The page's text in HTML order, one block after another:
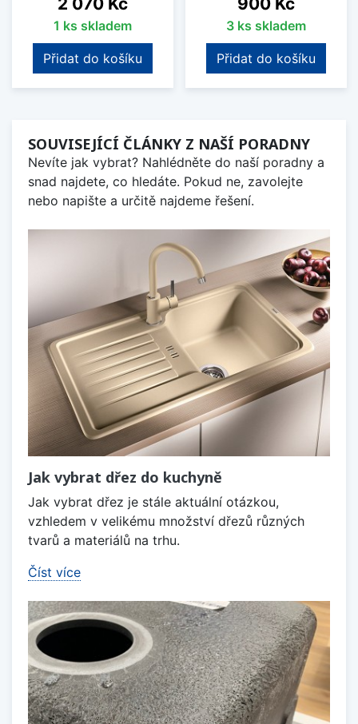
1 ks skladem
Přidat do košíku
3 ks skladem
Přidat do košíku
SOUVISEJÍCÍ ČLÁNKY Z NAŠÍ PORADNY
Nevíte jak vybrat? Nahlédněte do naší poradny a
snad najdete, co hledáte. Pokud ne, zavolejte
nebo napište a určitě najdeme řešení.
Jak vybrat dřez do kuchyně
Jak vybrat dřez je stále aktuální otázkou,
vzhledem v velikému množství dřezů různých
tvarů a materiálů na trhu.
Číst více